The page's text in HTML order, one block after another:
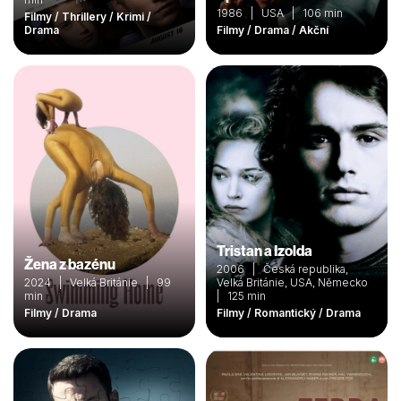
Filmy / Thrillery / Krimi /
Drama
1986 | USA | 106 min
Filmy / Drama / Akční
Žena z bazénu
2024 | Velká Británie | 99
min
Filmy / Drama
Tristan a Izolda
2006 | Česká republika,
Velká Británie, USA, Německo
| 125 min
Filmy / Romantický / Drama